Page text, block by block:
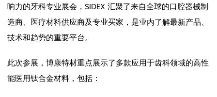
响力的牙科专业展会，SIDEX 汇聚了来自全球的口腔器械制
造商、医疗材料供应商及专业买家，是业内了解最新产品、
技术和趋势的重要平台。
此次参展，博康特材重点展示了多款应用于齿科领域的高性
能医用钛合金材料，包括：